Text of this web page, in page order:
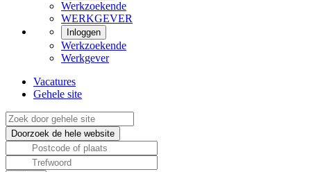
Werkzoekende
WERKGEVER
Inloggen
Werkzoekende
Werkgever
Vacatures
Gehele site